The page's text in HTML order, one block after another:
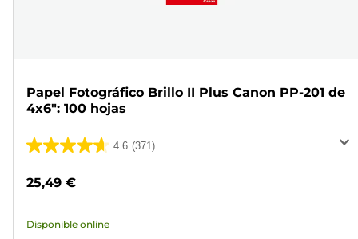
Papel Fotográfico Brillo II Plus Canon PP-201 de
4x6": 100 hojas
4.6 (371)
4.6
371
25,49 €
Disponible online